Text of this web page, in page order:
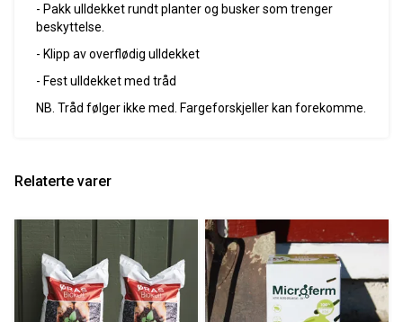
- Pakk ulldekket rundt planter og busker som trenger
beskyttelse.
- Klipp av overflødig ulldekket
- Fest ulldekket med tråd
NB. Tråd følger ikke med. Fargeforskjeller kan forekomme.
Relaterte varer